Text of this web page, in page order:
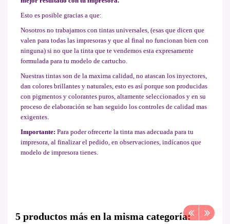
Esto es posible gracias a que:
Nosotros no trabajamos con tintas universales, (esas que dicen que
valen para todas las impresoras y que al final no funcionan bien con
ninguna) si no que la tinta que te vendemos esta expresamente
formulada para tu modelo de cartucho.
Nuestras tintas son de la maxima calidad, no atascan los inyectores,
dan colores brillantes y naturales, esto es así porque son producidas
con pigmentos y colorantes puros, altamente seleccionados y en su
proceso de elaboración se han seguido los controles de calidad mas
exigentes.
Importante: Para poder ofrecerte la tinta mas adecuada para tu
impresora, al finalizar el pedido, en observaciones, indícanos que
modelo de impresora tienes.
5 productos más en la misma categoría: